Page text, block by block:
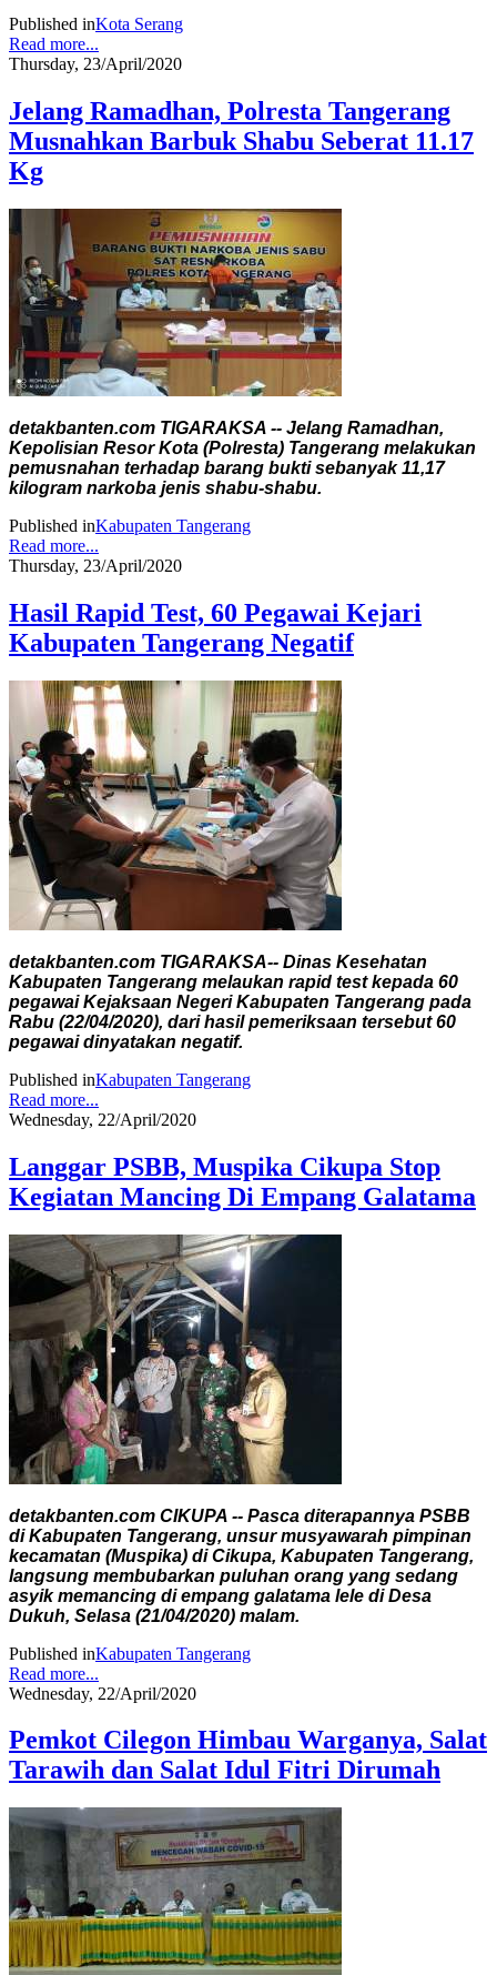
Published inKota Serang
Read more...
Thursday, 23/April/2020
Jelang Ramadhan, Polresta Tangerang
Musnahkan Barbuk Shabu Seberat 11.17
Kg
detakbanten.com TIGARAKSA -- Jelang Ramadhan,
Kepolisian Resor Kota (Polresta) Tangerang melakukan
pemusnahan terhadap barang bukti sebanyak 11,17
kilogram narkoba jenis shabu-shabu.
Published inKabupaten Tangerang
Read more...
Thursday, 23/April/2020
Hasil Rapid Test, 60 Pegawai Kejari
Kabupaten Tangerang Negatif
detakbanten.com TIGARAKSA-- Dinas Kesehatan
Kabupaten Tangerang melaukan rapid test kepada 60
pegawai Kejaksaan Negeri Kabupaten Tangerang pada
Rabu (22/04/2020), dari hasil pemeriksaan tersebut 60
pegawai dinyatakan negatif.
Published inKabupaten Tangerang
Read more...
Wednesday, 22/April/2020
Langgar PSBB, Muspika Cikupa Stop
Kegiatan Mancing Di Empang Galatama
detakbanten.com CIKUPA -- Pasca diterapannya PSBB
di Kabupaten Tangerang, unsur musyawarah pimpinan
kecamatan (Muspika) di Cikupa, Kabupaten Tangerang,
langsung membubarkan puluhan orang yang sedang
asyik memancing di empang galatama lele di Desa
Dukuh, Selasa (21/04/2020) malam.
Published inKabupaten Tangerang
Read more...
Wednesday, 22/April/2020
Pemkot Cilegon Himbau Warganya, Salat
Tarawih dan Salat Idul Fitri Dirumah